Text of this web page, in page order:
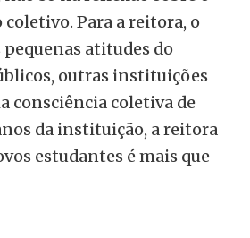
Para a reitora, o
atitudes do
outras instituições
consciência coletiva de
da instituição, a reitora
estudantes é mais que